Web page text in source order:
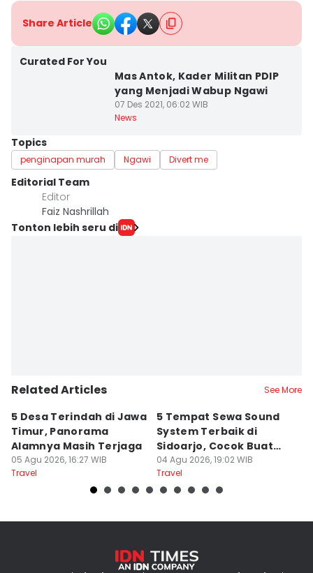
Share Article
Curated For You
Mas Antok, Kader Militan PDIP
yang Menjadi Wabup Ngawi
07 Des 2021, 06:02 WIB
News
Topics
penginapan murah Ngawi Divert me
Editorial Team
Editor
Faiz Nashrillah
Tonton lebih seru di
Related Articles See More
5 Desa Terindah di Jawa
Timur, Panorama
Alamnya Masih Terjaga
05 Agu 2026, 16:27 WIB
Travel
5 Tempat Sewa Sound
System Terbaik di
Sidoarjo, Cocok Buat
Agustusan
04 Agu 2026, 19:02 WIB
Travel